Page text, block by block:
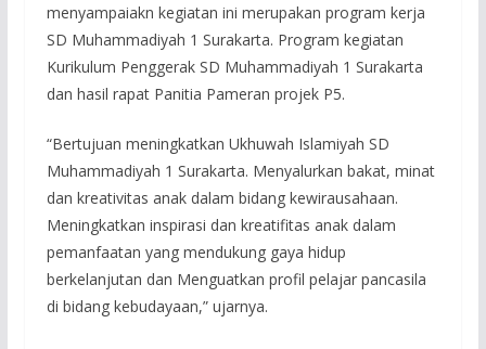
menyampaiakn kegiatan ini merupakan program kerja
SD Muhammadiyah 1 Surakarta. Program kegiatan
Kurikulum Penggerak SD Muhammadiyah 1 Surakarta
dan hasil rapat Panitia Pameran projek P5.
“Bertujuan meningkatkan Ukhuwah Islamiyah SD
Muhammadiyah 1 Surakarta. Menyalurkan bakat, minat
dan kreativitas anak dalam bidang kewirausahaan.
Meningkatkan inspirasi dan kreatifitas anak dalam
pemanfaatan yang mendukung gaya hidup
berkelanjutan dan Menguatkan profil pelajar pancasila
di bidang kebudayaan,” ujarnya.